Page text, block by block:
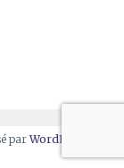
parWordPress